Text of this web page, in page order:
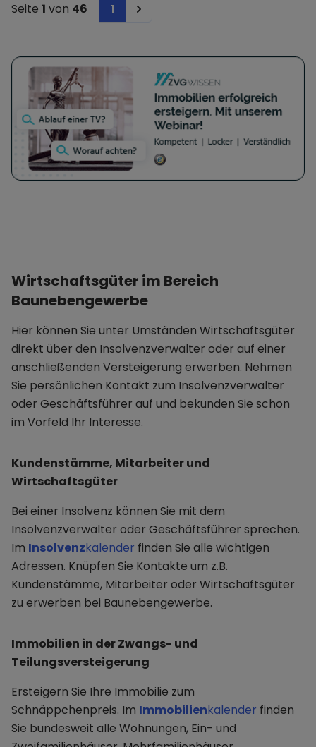
Seite 1 von 46 1 Next
Wirtschaftsgüter im Bereich
Baunebengewerbe
Hier können Sie unter Umständen Wirtschaftsgüter
direkt über den Insolvenzverwalter oder auf einer
anschließenden Versteigerung erwerben. Nehmen
Sie persönlichen Kontakt zum Insolvenzverwalter
oder Geschäftsführer auf und bekunden Sie schon
im Vorfeld Ihr Interesse.
Kundenstämme, Mitarbeiter und
Wirtschaftsgüter
Bei einer Insolvenz können Sie mit dem
Insolvenzverwalter oder Geschäftsführer sprechen.
Im Insolvenzkalender finden Sie alle wichtigen
Adressen. Knüpfen Sie Kontakte um z.B.
Kundenstämme, Mitarbeiter oder Wirtschaftsgüter
zu erwerben bei Baunebengewerbe.
Immobilien in der Zwangs- und
Teilungsversteigerung
Ersteigern Sie Ihre Immobilie zum
Schnäppchenpreis. Im Immobilienkalender finden
Sie bundesweit alle Wohnungen, Ein- und